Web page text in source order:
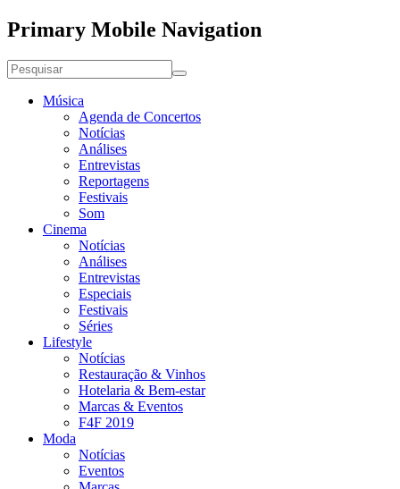
Primary Mobile Navigation
Música
Agenda de Concertos
Notícias
Análises
Entrevistas
Reportagens
Festivais
Som
Cinema
Notícias
Análises
Entrevistas
Especiais
Festivais
Séries
Lifestyle
Notícias
Restauração & Vinhos
Hotelaria & Bem-estar
Marcas & Eventos
F4F 2019
Moda
Notícias
Eventos